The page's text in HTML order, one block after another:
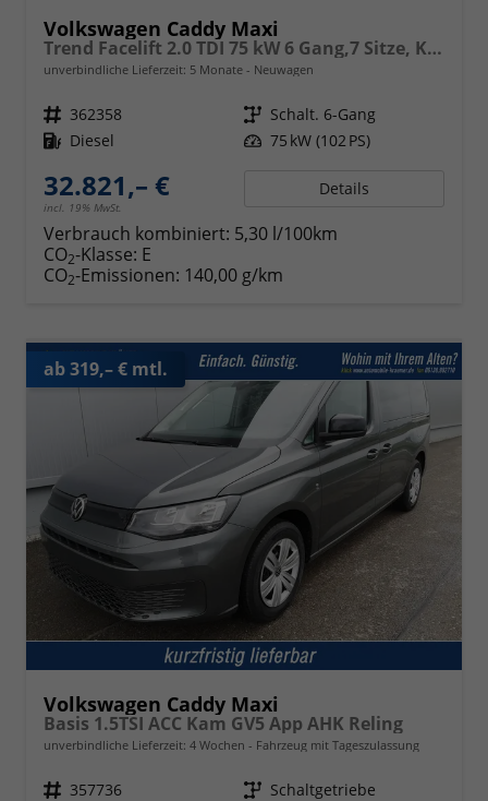
Volkswagen Caddy Maxi
Trend Facelift 2.0 TDI 75 kW 6 Gang,7 Sitze, Klimautomatik, Zuziehhilfe für Schiebetüren u. Heckklppe, App Connevt, Digital Cockpit PRO, PDC v+h, Full Assistenzsysteme, Radio, Navigationsvorbereitung
unverbindliche Lieferzeit: 5 Monate Neuwagen
Fahrzeugnr. 362358 Getriebe Schalt. 6-Gang
Kraftstoff Diesel Leistung 75 kW (102 PS)
32.821,– €
incl. 19% MwSt.
Details
Verbrauch kombiniert: 5,30 l/100km
CO2-Klasse: E
CO2-Emissionen: 140,00 g/km
ab 319,– € mtl.
Volkswagen Caddy Maxi
Basis 1.5TSI ACC Kam GV5 App AHK Reling
unverbindliche Lieferzeit: 4 Wochen Fahrzeug mit Tageszulassung
Fahrzeugnr. 357736 Getriebe Schaltgetriebe